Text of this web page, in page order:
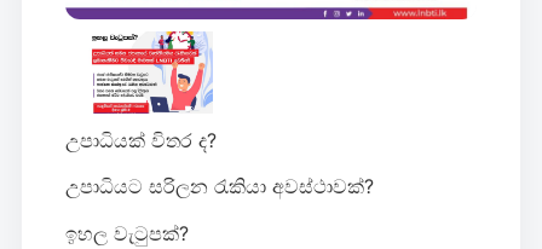
උපාධියක් විතර ද?
උපාධියට සරිලන රැකියා අවස්ථාවක්?
ඉහල වැටුපක්?